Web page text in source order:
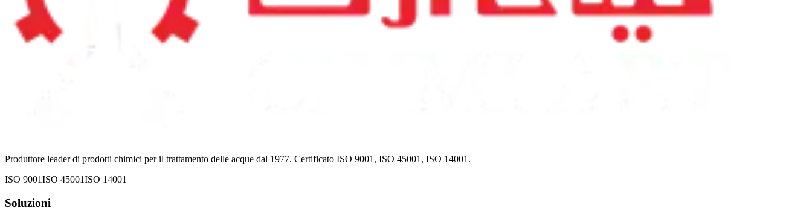
Produttore leader di prodotti chimici per il trattamento delle acque dal 1977. Certificato ISO 9001, ISO 45001, ISO 14001.
ISO 9001ISO 45001ISO 14001
Soluzioni